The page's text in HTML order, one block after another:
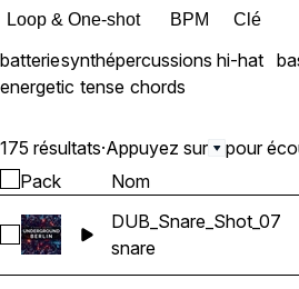
Loop & One-shot BPM Clé
batteriesynthépercussions hi-hat
energetic tense chords
175 résultats·Appuyez sur pour
Pack Nom
Sélectionnez DUB_Snare_Shot_07
DUB_Snare_Shot_07
snare